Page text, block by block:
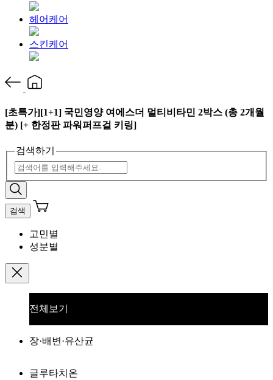
헤어케어
스킨케어
[초특가][1+1] 국민영양 여에스더 멀티비타민 2박스 (총 2개월
분) [+ 한정판 파워퍼프걸 키링]
검색하기
검색
고민별
성분별
전체보기
장·배변·유산균
글루타치온